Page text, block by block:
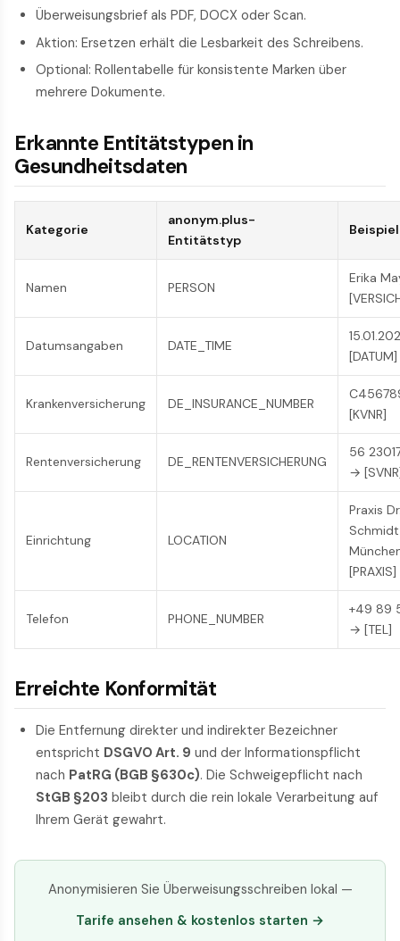
Überweisungsbrief als PDF, DOCX oder Scan.
Aktion: Ersetzen erhält die Lesbarkeit des Schreibens.
Optional: Rollentabelle für konsistente Marken über
mehrere Dokumente.
Erkannte Entitätstypen in
Gesundheitsdaten
Kategorie
anonym.plus-
Entitätstyp
Beispiel
Namen PERSON
Erika
Datumsangaben DATE_TIME
[DATUM]
Krankenversicherung DE_INSURANCE_NUMBER
[KVNR]
Rentenversicherung DE_RENTENVERSICHERUNG
56
→
Einrichtung LOCATION
Praxis
[PRAXIS]
Telefon PHONE_NUMBER
+49 89
→ [TEL]
Erreichte Konformität
Die Entfernung direkter und indirekter Bezeichner
entspricht DSGVO Art. 9 und der Informationspflicht
nach PatRG (BGB §630c). Die Schweigepflicht nach
StGB §203 bleibt durch die rein lokale Verarbeitung auf
Ihrem Gerät gewahrt.
Anonymisieren Sie Überweisungsschreiben lokal —
Tarife ansehen & kostenlos starten →